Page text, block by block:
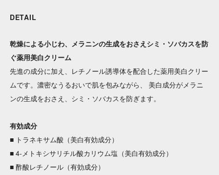
DETAIL
乾燥による小じわ、メラニンの生成をおさえシミ・ソバカスを防
ぐ薬用美白クリーム
先進の成分に加え、レチノール誘導体を配合した薬用美白クリー
ムです。濃密なうるおいで肌を包みながら、 美白成分がメラニ
ンの生成をおさえ、シミ・ソバカスを防ぎます。
有効成分
■ トラネキサム酸（美白有効成分）
■ 4-メトキシサリチル酸カリウム塩（美白有効成分）
■ 酢酸レチノール（有効成分）